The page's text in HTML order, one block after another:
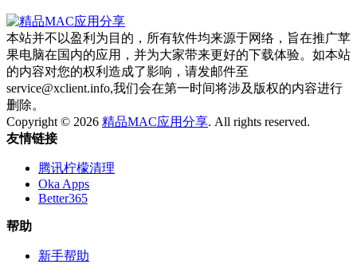
本站并不以盈利为目的，所有软件均来源于网络，旨在推广苹
果电脑在国内的应用，并为大家带来更好的下载体验。如本站
的内容对您的权利造成了影响，请发邮件至
service@xclient.info,我们会在第一时间将涉及版权的内容进行
删除。
Copyright © 2026 精品MAC应用分享. All rights reserved.
友情链接
腾讯柠檬清理
Oka Apps
Better365
帮助
新手帮助